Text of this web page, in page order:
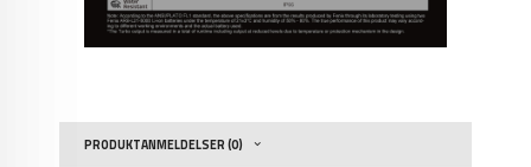
PRODUKTANMELDELSER (0)